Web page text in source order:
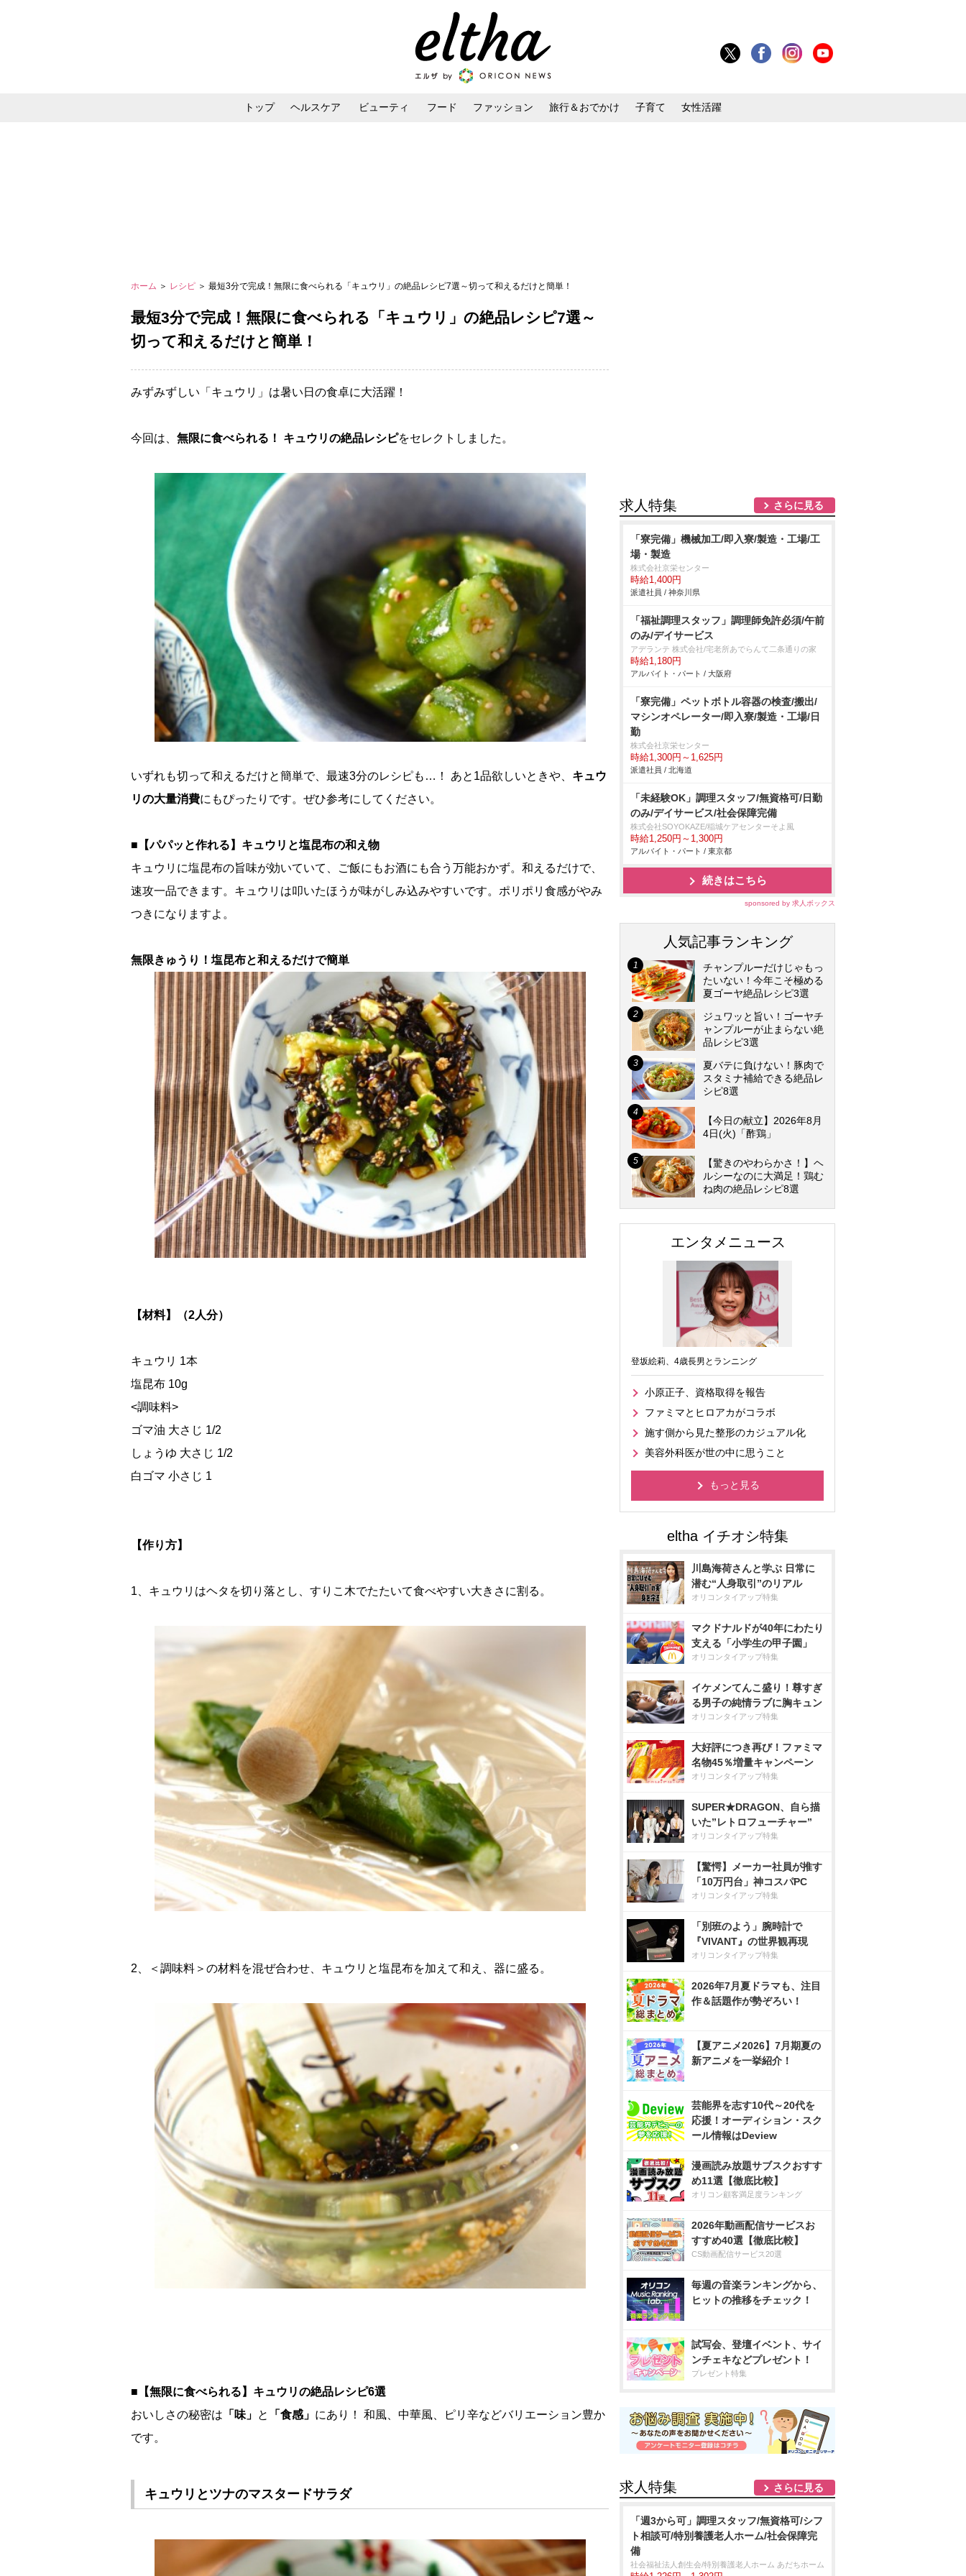
トップ ヘルスケア ビューティ フード ファッション 旅行＆おでかけ 子育て 女性活躍
ホーム ＞ レシピ ＞ 最短3分で完成！無限に食べられる「キュウリ」の絶品レシピ7選～切って和えるだけと簡単！
最短3分で完成！無限に食べられる「キュウリ」の絶品レシピ7選～
切って和えるだけと簡単！
みずみずしい「キュウリ」は暑い日の食卓に大活躍！
今回は、 無限に食べられる！ キュウリの絶品レシピをセレクトしました。
いずれも切って和えるだけと簡単で、最速3分のレシピも…！ あと1品欲しいときや、 キュウ
リの大量消費にもぴったりです。ぜひ参考にしてください。
■【パパッと作れる】キュウリと塩昆布の和え物
キュウリに塩昆布の旨味が効いていて、ご飯にもお酒にも合う万能おかず。和えるだけで、
速攻一品できます。キュウリは叩いたほうが味がしみ込みやすいです。ポリポリ食感がやみ
つきになりますよ。
無限きゅうり！塩昆布と和えるだけで簡単
【材料】（2人分）
キュウリ 1本
塩昆布 10g
<調味料>
ゴマ油 大さじ 1/2
しょうゆ 大さじ 1/2
白ゴマ 小さじ 1
【作り方】
1、キュウリはヘタを切り落とし、すりこ木でたたいて食べやすい大きさに割る。
2、＜調味料＞の材料を混ぜ合わせ、キュウリと塩昆布を加えて和え、器に盛る。
■【無限に食べられる】キュウリの絶品レシピ6選
おいしさの秘密は 「味」 と 「食感」 にあり！ 和風、中華風、ピリ辛などバリエーション豊か
です。
キュウリとツナのマスタードサラダ
求人特集 さらに見る
「寮完備」機械加工/即入寮/製造・工場/工
場・製造
株式会社京栄センター
時給1,400円
派遣社員 / 神奈川県
「福祉調理スタッフ」調理師免許必須/午前
のみ/デイサービス
アデランテ 株式会社/宅老所あでらんて二条通りの家
時給1,180円
アルバイト・パート / 大阪府
「寮完備」ペットボトル容器の検査/搬出/
マシンオペレーター/即入寮/製造・工場/日
勤
株式会社京栄センター
時給1,300円～1,625円
派遣社員 / 北海道
「未経験OK」調理スタッフ/無資格可/日勤
のみ/デイサービス/社会保障完備
株式会社SOYOKAZE/稲城ケアセンターそよ風
時給1,250円～1,300円
アルバイト・パート / 東京都
続きはこちら
sponsored by 求人ボックス
人気記事ランキング
チャンプルーだけじゃもっ
たいない！今年こそ極める
夏ゴーヤ絶品レシピ3選
ジュワッと旨い！ゴーヤチ
ャンプルーが止まらない絶
品レシピ3選
夏バテに負けない！豚肉で
スタミナ補給できる絶品レ
シピ8選
【今日の献立】2026年8月
4日(火)「酢鶏」
【驚きのやわらかさ！】ヘ
ルシーなのに大満足！鶏む
ね肉の絶品レシピ8選
エンタメニュース
登坂絵莉、4歳長男とランニング
小原正子、資格取得を報告
ファミマとヒロアカがコラボ
施す側から見た整形のカジュアル化
美容外科医が世の中に思うこと
もっと見る
川島海荷さんと学ぶ 日常に
潜む“人身取引”のリアル
オリコンタイアップ特集
マクドナルドが40年にわたり
支える「小学生の甲子園」
オリコンタイアップ特集
イケメンてんこ盛り！尊すぎ
る男子の純情ラブに胸キュン
オリコンタイアップ特集
大好評につき再び！ファミマ
名物45％増量キャンペーン
オリコンタイアップ特集
SUPER★DRAGON、自ら描
いた”レトロフューチャー”
オリコンタイアップ特集
【驚愕】メーカー社員が推す
「10万円台」神コスパPC
オリコンタイアップ特集
「別班のよう」腕時計で
『VIVANT』の世界観再現
オリコンタイアップ特集
2026年7月夏ドラマも、注目
作＆話題作が勢ぞろい！
【夏アニメ2026】7月期夏の
新アニメを一挙紹介！
芸能界を志す10代～20代を
応援！オーディション・スク
ール情報はDeview
漫画読み放題サブスクおすす
め11選【徹底比較】
オリコン顧客満足度ランキング
2026年動画配信サービスお
すすめ40選【徹底比較】
CS動画配信サービス20選
毎週の音楽ランキングから、
ヒットの推移をチェック！
試写会、登壇イベント、サイ
ンチェキなどプレゼント！
プレゼント特集
求人特集 さらに見る
「週3から可」調理スタッフ/無資格可/シフ
ト相談可/特別養護老人ホーム/社会保障完
備
社会福祉法人創生会/特別養護老人ホーム あだちホーム